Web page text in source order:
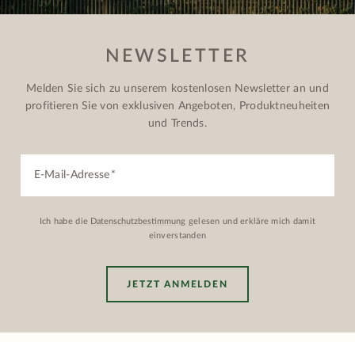
NEWSLETTER
Melden Sie sich zu unserem kostenlosen Newsletter an und
profitieren Sie von exklusiven Angeboten, Produktneuheiten
und Trends.
E-Mail-Adresse
Ich habe die Datenschutzbestimmung gelesen und erkläre mich damit
einverstanden
JETZT ANMELDEN